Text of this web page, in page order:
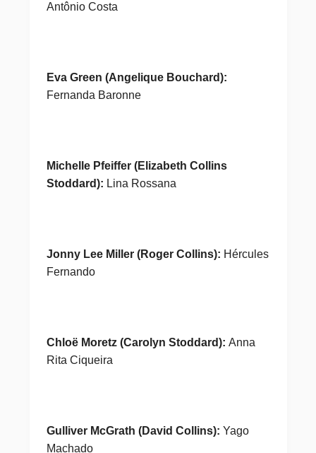
Antônio Costa
Eva Green (Angelique Bouchard):
Fernanda Baronne
Michelle Pfeiffer (Elizabeth Collins
Stoddard): Lina Rossana
Jonny Lee Miller (Roger Collins): Hércules
Fernando
Chloë Moretz (Carolyn Stoddard): Anna
Rita Ciqueira
Gulliver McGrath (David Collins): Yago
Machado